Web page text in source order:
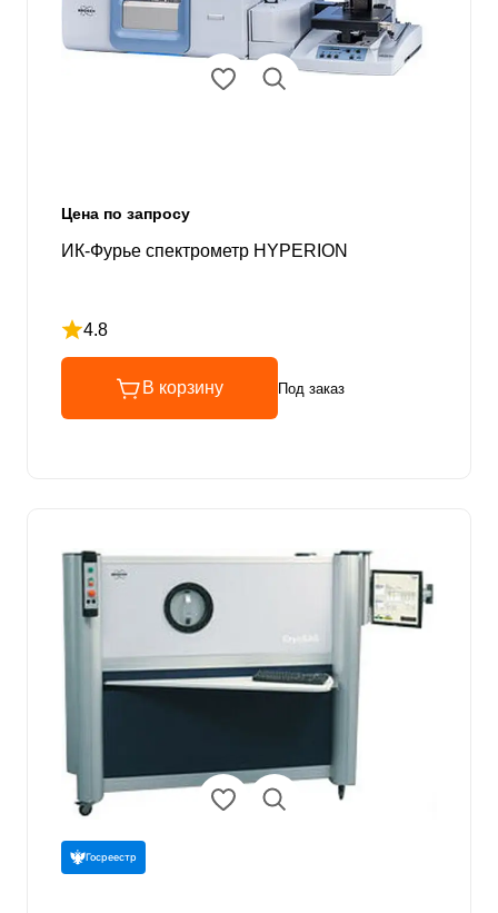
Цена по запросу
ИК-Фурье спектрометр HYPERION
4.8
Рейтинг 4.8 из 5
В корзину Под заказ
Госреестр